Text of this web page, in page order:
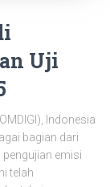
Uji
Indonesia
bagian dari
pengujian emisi
telah